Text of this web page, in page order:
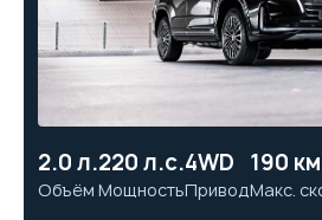
2.0 л.
Объём
220 л.с.
Мощность
4WD
Привод
190
Макс.